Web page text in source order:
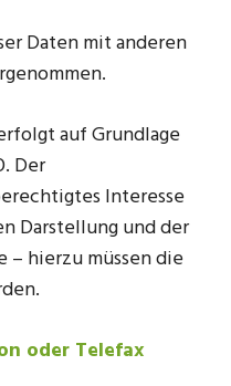
Daten mit anderen
auf Grundlage
Der
Interesse
Darstellung und der
hierzu müssen die
oder Telefax